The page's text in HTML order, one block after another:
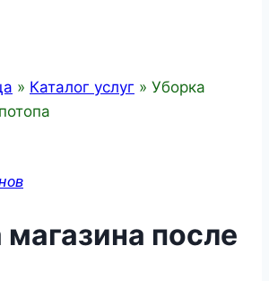
» Каталог услуг » Уборка
после